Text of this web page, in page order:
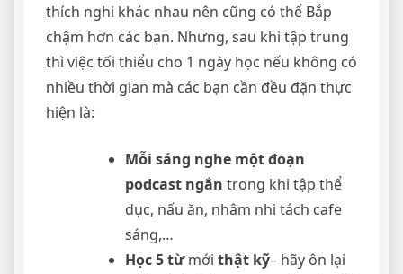
thích nghi khác nhau nên cũng có thể Bắp
chậm hơn các bạn. Nhưng, sau khi tập trung
thì việc tối thiểu cho 1 ngày học nếu không có
nhiều thời gian mà các bạn cần đều đặn thực
hiện là:
Mỗi sáng nghe một đoạn
podcast ngắn trong khi tập thể
dục, nấu ăn, nhâm nhi tách cafe
sáng,…
Học 5 từmới thật kỹ– hãy ôn lại